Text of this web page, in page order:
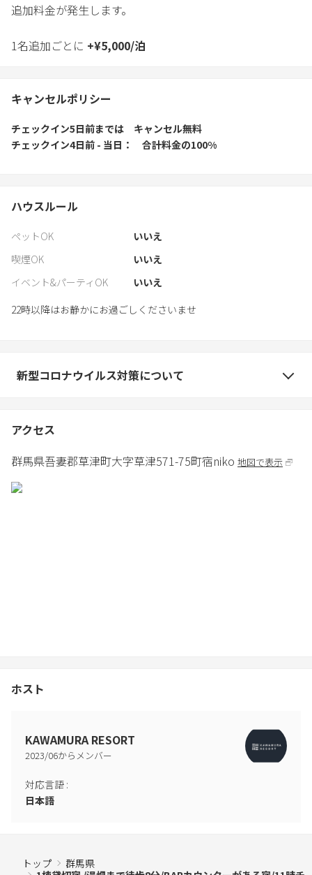
追加料金が発生します。
1名追加ごとに +¥5,000/泊
キャンセルポリシー
チェックイン5日前までは
キャンセル無料
チェックイン4日前 - 当日
合計料金の100%
ハウスルール
ペットOK
いいえ
喫煙OK
いいえ
イベント&パーティOK
いいえ
22時以降はお静かにお過ごしくださいませ
新型コロナウイルス対策について
アクセス
群馬県吾妻郡草津町大字草津571-75町宿niko 地図で表示
ホスト
KAWAMURA RESORT
2023/06からメンバー
対応言語 :
日本語
トップ
群馬県